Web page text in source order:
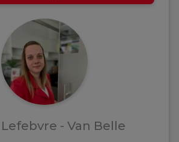
- Van Belle